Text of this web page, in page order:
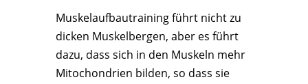
Muskelaufbautraining führt nicht zu
dicken Muskelbergen, aber es führt
dazu, dass sich in den Muskeln mehr
Mitochondrien bilden, so dass sie